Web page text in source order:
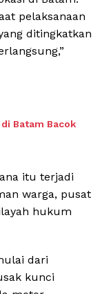
pelaksanaan
ditingkatkan
Batam Bacok
itu terjadi
warga, pusat
hukum
dari
kunci